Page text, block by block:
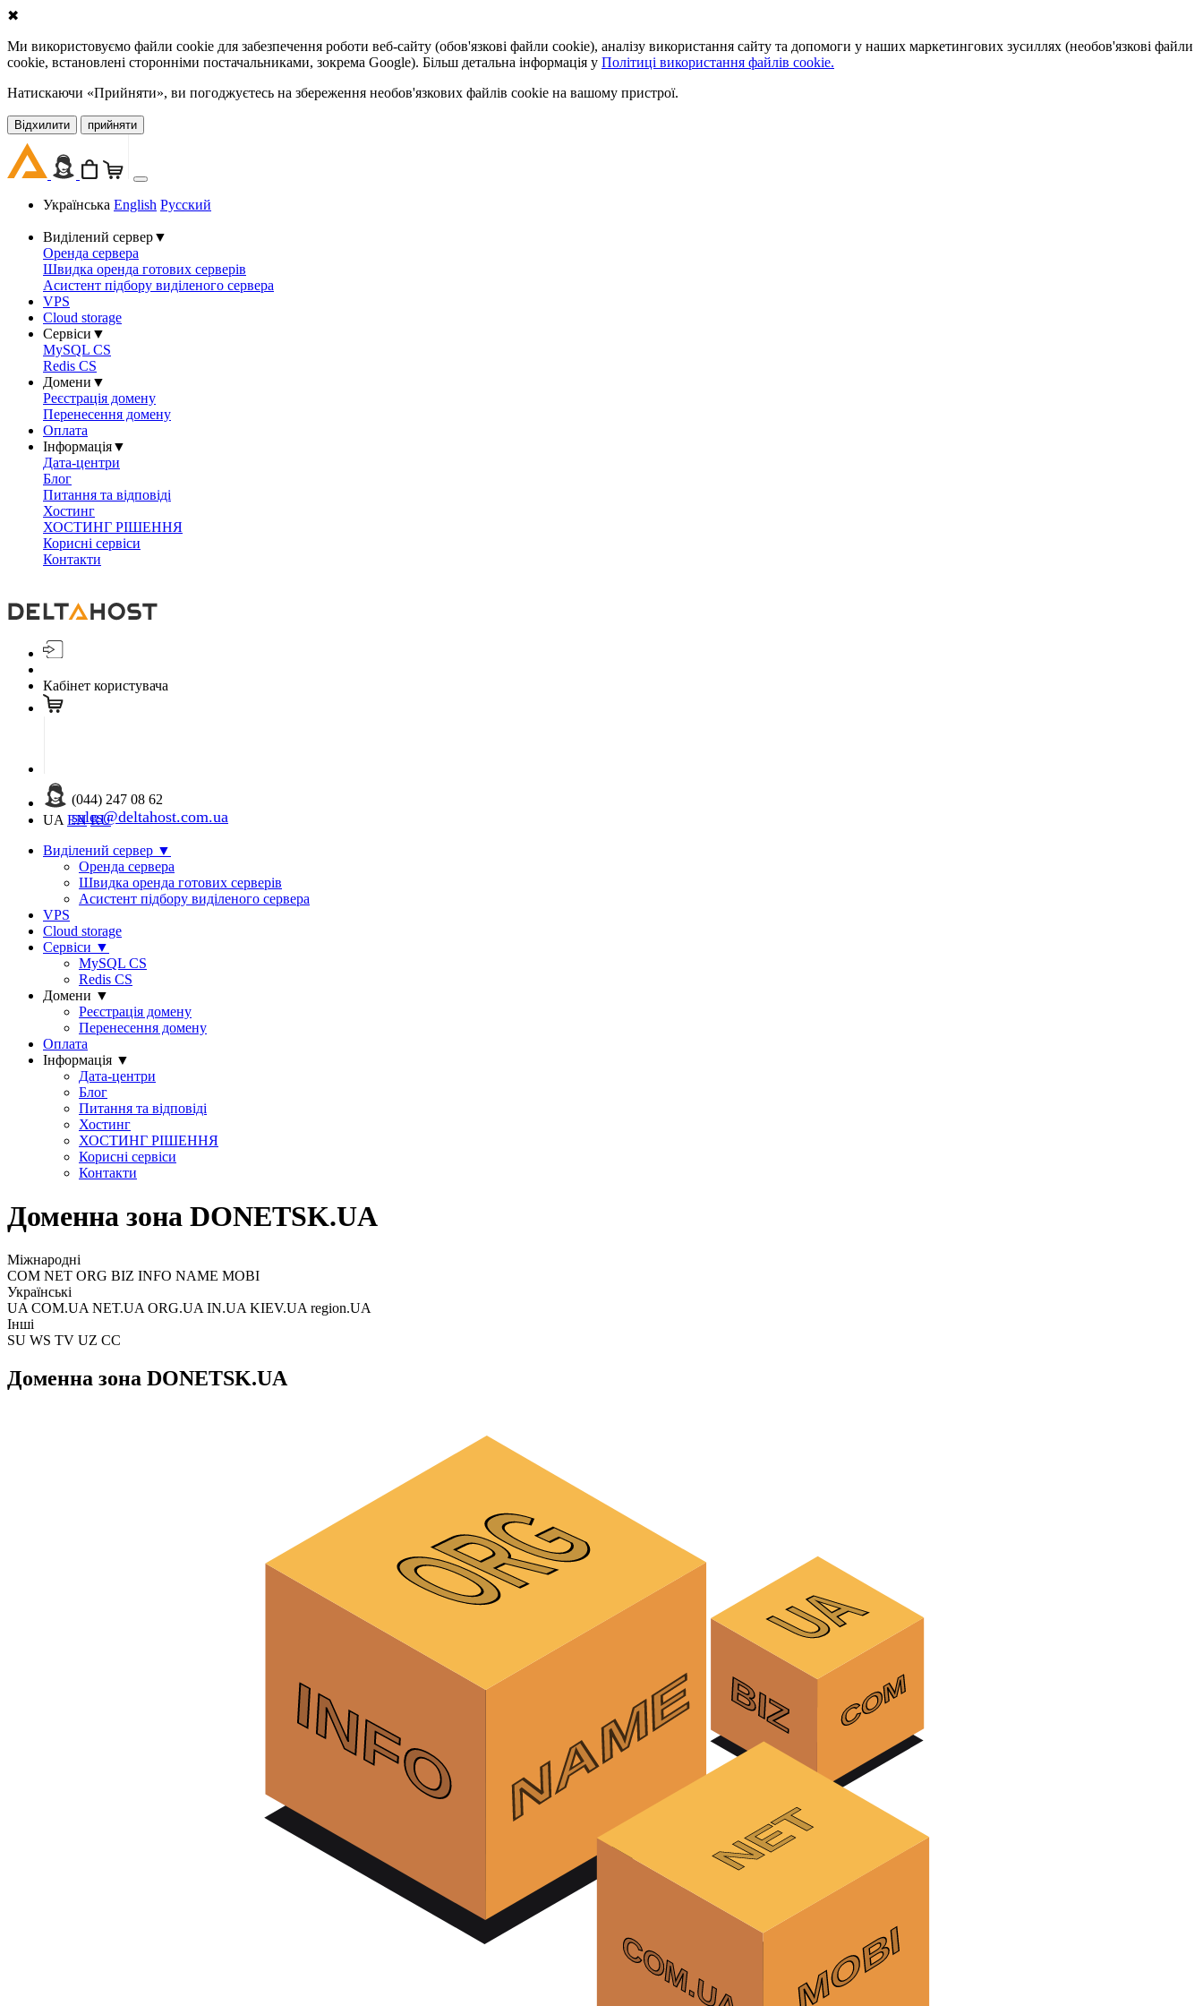
✖
Ми використовуємо файли cookie для забезпечення роботи веб-сайту (обов'язкові файли cookie), аналізу використання сайту та допомоги у наших маркетингових зусиллях (необов'язкові файли
cookie, встановлені сторонніми постачальниками, зокрема Google). Більш детальна інформація у Політиці використання файлів cookie.
Натискаючи «Прийняти», ви погоджуєтесь на збереження необов'язкових файлів cookie на вашому пристрої.
Відхилити прийняти
Українська English Русский
Виділений сервер▼
Оренда сервера
Швидка оренда готових серверів
Асистент підбору виділеного сервера
VPS
Cloud storage
Сервіси ▼
MySQL CS
Redis CS
Домени ▼
Реєстрація домену
Перенесення домену
Оплата
Інформація▼
Дата-центри
Блог
Питання та відповіді
Хостинг
ХОСТИНГ РІШЕННЯ
Корисні сервіси
Контакти
Кабінет користувача
(044) 247 08 62
sales@deltahost.com.ua
UA EN RU
Виділений сервер ▼
Оренда сервера
Швидка оренда готових серверів
Асистент підбору виділеного сервера
VPS
Cloud storage
Сервіси ▼
MySQL CS
Redis CS
Домени ▼
Реєстрація домену
Перенесення домену
Оплата
Інформація ▼
Дата-центри
Блог
Питання та відповіді
Хостинг
ХОСТИНГ РІШЕННЯ
Корисні сервіси
Контакти
Доменна зона DONETSK.UA
Міжнародні
COM NET ORG BIZ INFO NAME MOBI
Українські
UA COM.UA NET.UA ORG.UA IN.UA KIEV.UA region.UA
Інші
SU WS TV UZ CC
Доменна зона DONETSK.UA